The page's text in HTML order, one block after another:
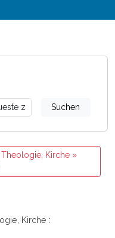
Suchen
Kirche »
Kirche :